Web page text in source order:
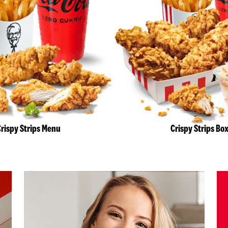
Strips Menu Crispy Strips Box